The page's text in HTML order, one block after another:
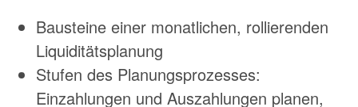
Bausteine einer monatlichen, rollierenden
Liquiditätsplanung
Stufen des Planungsprozesses:
Einzahlungen und Auszahlungen planen,